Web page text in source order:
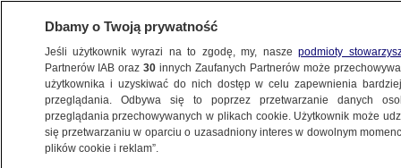
WARSZAWA
NAJNOWSZE
Dbamy o Twoją prywatność
Jeśli użytkownik wyrazi na to zgodę, my, naszepodmioty
Partnerów IAB oraz30 innych Zaufanych Partnerów może
użytkownika i uzyskiwać do nich dostęp w celu zapewnienia
przeglądania. Odbywa się to poprzez przetwarzanie danych
przeglądania przechowywanych w plikach cookie. Użytkownik może
się przetwarzaniu w oparciu o uzasadniony interes w dowolnym
plików cookie i reklam”.